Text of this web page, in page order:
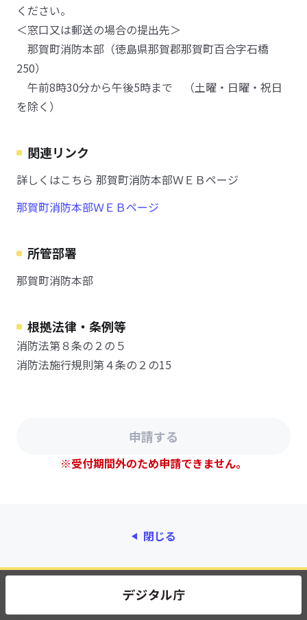
ください。
＜窓口又は郵送の場合の提出先＞
那賀町消防本部（徳島県那賀郡那賀町百合字石橋
250）
午前8時30分から午後5時まで （土曜・日曜・祝日
を除く）
関連リンク
詳しくはこちら 那賀町消防本部ＷＥＢページ
那賀町消防本部ＷＥＢページ
所管部署
那賀町消防本部
根拠法律・条例等
消防法第８条の２の５
消防法施行規則第４条の２の15
※受付期間外のため申請できません。
閉じる